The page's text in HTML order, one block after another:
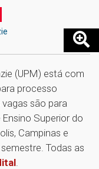
(UPM) está com
processo
são para
Superior do
Campinas e
Todas as
.